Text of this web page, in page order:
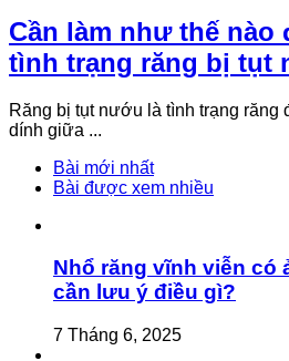
Cần làm như thế nào
tình trạng răng bị tụt
Răng bị tụt nướu là tình trạng răng
dính giữa ...
Bài mới nhất
Bài được xem nhiều
Nhổ răng vĩnh viễn có
cần lưu ý điều gì?
7 Tháng 6, 2025